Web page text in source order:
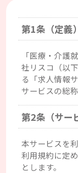
第1条（定義）
「医療・介
社リスコ（以
る「求人情報
サービスの総
第2条（サー
本サービスを
利用規約に定
とします。